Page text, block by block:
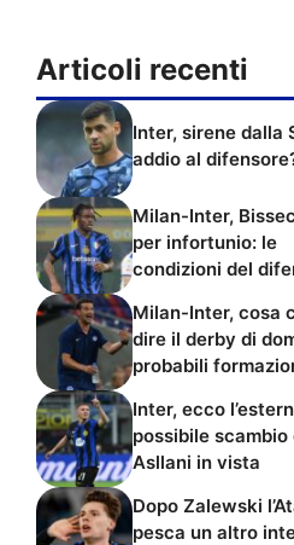
Articoli recenti
Inter, sirene dalla
addio al
Milan-Inter,
per infortunio: le
condizioni del
Milan-Inter, cosa
dire il derby di
probabili
Inter, ecco
possibile scambio
Asllani in vista
Dopo Zalewski
pesca un altro